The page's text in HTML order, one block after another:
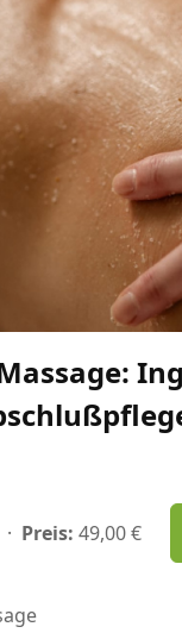
· Preis: 49,00 €